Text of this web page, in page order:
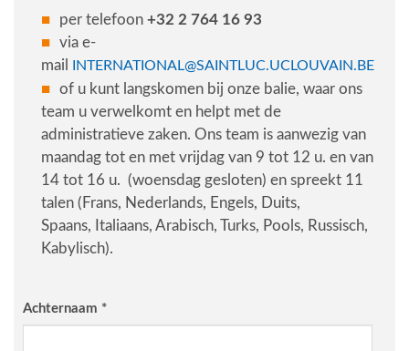
per telefoon +32 2 764 16 93
via e-
mail
INTERNATIONAL@SAINTLUC.UCLOUVAIN.BE
of u kunt langskomen bij onze balie, waar ons
team u verwelkomt en helpt met de
administratieve zaken. Ons team is aanwezig van
maandag tot en met vrijdag van 9 tot 12 u. en van
14 tot 16 u. (woensdag gesloten) en spreekt 11
talen (Frans, Nederlands, Engels, Duits,
Spaans, Italiaans, Arabisch, Turks, Pools, Russisch,
Kabylisch).
Achternaam *